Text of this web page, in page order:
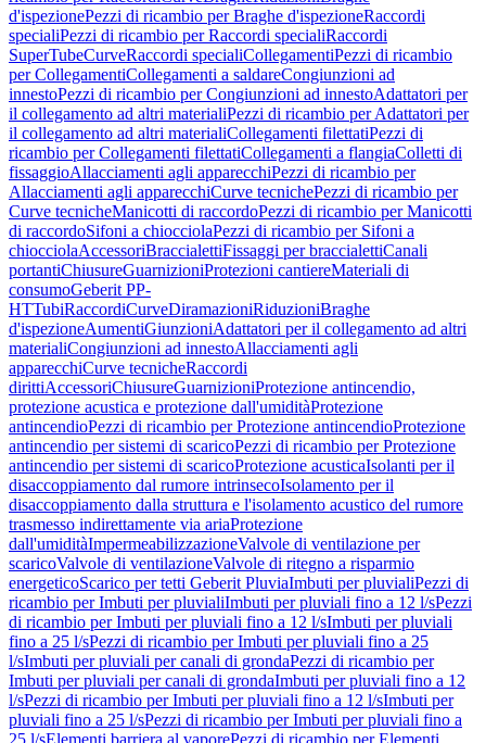
d'ispezionePezzi di ricambio per Braghe d'ispezioneRaccordi
specialiPezzi di ricambio per Raccordi specialiRaccordi
SuperTubeCurveRaccordi specialiCollegamentiPezzi di ricambio
per CollegamentiCollegamenti a saldareCongiunzioni ad
innestoPezzi di ricambio per Congiunzioni ad innestoAdattatori per
il collegamento ad altri materialiPezzi di ricambio per Adattatori per
il collegamento ad altri materialiCollegamenti filettatiPezzi di
ricambio per Collegamenti filettatiCollegamenti a flangiaColletti di
fissaggioAllacciamenti agli apparecchiPezzi di ricambio per
Allacciamenti agli apparecchiCurve tecnichePezzi di ricambio per
Curve tecnicheManicotti di raccordoPezzi di ricambio per Manicotti
di raccordoSifoni a chiocciolaPezzi di ricambio per Sifoni a
chiocciolaAccessoriBraccialettiFissaggi per braccialettiCanali
portantiChiusureGuarnizioniProtezioni cantiereMateriali di
consumoGeberit PP-
HTTubiRaccordiCurveDiramazioniRiduzioniBraghe
d'ispezioneAumentiGiunzioniAdattatori per il collegamento ad altri
materialiCongiunzioni ad innestoAllacciamenti agli
apparecchiCurve tecnicheRaccordi
dirittiAccessoriChiusureGuarnizioniProtezione antincendio,
protezione acustica e protezione dall'umiditàProtezione
antincendioPezzi di ricambio per Protezione antincendioProtezione
antincendio per sistemi di scaricoPezzi di ricambio per Protezione
antincendio per sistemi di scaricoProtezione acusticaIsolanti per il
disaccoppiamento dal rumore intrinsecoIsolamento per il
disaccoppiamento dalla struttura e l'isolamento acustico del rumore
trasmesso indirettamente via ariaProtezione
dall'umiditàImpermeabilizzazioneValvole di ventilazione per
scaricoValvole di ventilazioneValvole di ritegno a risparmio
energeticoScarico per tetti Geberit PluviaImbuti per pluvialiPezzi di
ricambio per Imbuti per pluvialiImbuti per pluviali fino a 12 l/sPezzi
di ricambio per Imbuti per pluviali fino a 12 l/sImbuti per pluviali
fino a 25 l/sPezzi di ricambio per Imbuti per pluviali fino a 25
l/sImbuti per pluviali per canali di grondaPezzi di ricambio per
Imbuti per pluviali per canali di grondaImbuti per pluviali fino a 12
l/sPezzi di ricambio per Imbuti per pluviali fino a 12 l/sImbuti per
pluviali fino a 25 l/sPezzi di ricambio per Imbuti per pluviali fino a
25 l/sElementi barriera al vaporePezzi di ricambio per Elementi